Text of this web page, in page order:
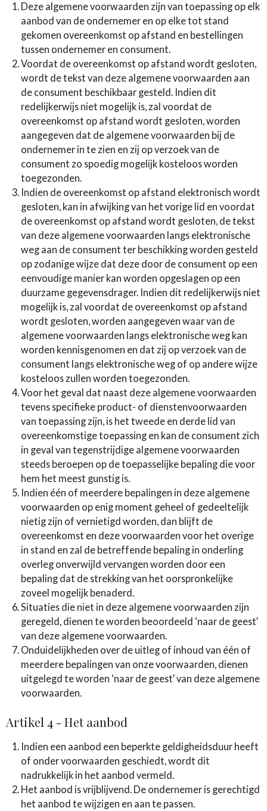
Deze algemene voorwaarden zijn van toepassing op elk
aanbod van de ondernemer en op elke tot stand
gekomen overeenkomst op afstand en bestellingen
tussen ondernemer en consument.
Voordat de overeenkomst op afstand wordt gesloten,
wordt de tekst van deze algemene voorwaarden aan
de consument beschikbaar gesteld. Indien dit
redelijkerwijs niet mogelijk is, zal voordat de
overeenkomst op afstand wordt gesloten, worden
aangegeven dat de algemene voorwaarden bij de
ondernemer in te zien en zij op verzoek van de
consument zo spoedig mogelijk kosteloos worden
toegezonden.
Indien de overeenkomst op afstand elektronisch wordt
gesloten, kan in afwijking van het vorige lid en voordat
de overeenkomst op afstand wordt gesloten, de tekst
van deze algemene voorwaarden langs elektronische
weg aan de consument ter beschikking worden gesteld
op zodanige wijze dat deze door de consument op een
eenvoudige manier kan worden opgeslagen op een
duurzame gegevensdrager. Indien dit redelijkerwijs niet
mogelijk is, zal voordat de overeenkomst op afstand
wordt gesloten, worden aangegeven waar van de
algemene voorwaarden langs elektronische weg kan
worden kennisgenomen en dat zij op verzoek van de
consument langs elektronische weg of op andere wijze
kosteloos zullen worden toegezonden.
Voor het geval dat naast deze algemene voorwaarden
tevens specifieke product- of dienstenvoorwaarden
van toepassing zijn, is het tweede en derde lid van
overeenkomstige toepassing en kan de consument zich
in geval van tegenstrijdige algemene voorwaarden
steeds beroepen op de toepasselijke bepaling die voor
hem het meest gunstig is.
Indien één of meerdere bepalingen in deze algemene
voorwaarden op enig moment geheel of gedeeltelijk
nietig zijn of vernietigd worden, dan blijft de
overeenkomst en deze voorwaarden voor het overige
in stand en zal de betreffende bepaling in onderling
overleg onverwijld vervangen worden door een
bepaling dat de strekking van het oorspronkelijke
zoveel mogelijk benaderd.
Situaties die niet in deze algemene voorwaarden zijn
geregeld, dienen te worden beoordeeld ‘naar de geest’
van deze algemene voorwaarden.
Onduidelijkheden over de uitleg of inhoud van één of
meerdere bepalingen van onze voorwaarden, dienen
uitgelegd te worden ‘naar de geest’ van deze algemene
voorwaarden.
Artikel 4 - Het aanbod
Indien een aanbod een beperkte geldigheidsduur heeft
of onder voorwaarden geschiedt, wordt dit
nadrukkelijk in het aanbod vermeld.
Het aanbod is vrijblijvend. De ondernemer is gerechtigd
het aanbod te wijzigen en aan te passen.